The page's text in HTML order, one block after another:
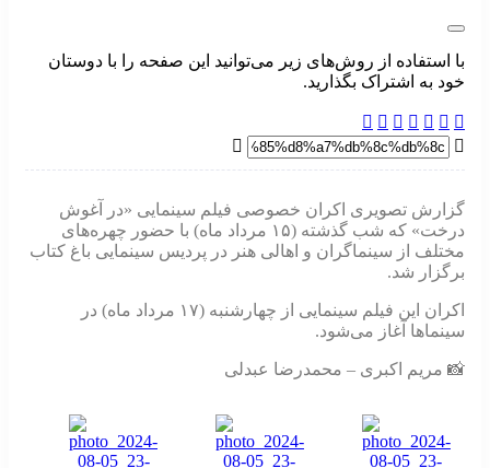
با استفاده از روش‌های زیر می‌توانید این صفحه را با دوستان
خود به اشتراک بگذارید.
گزارش تصویری اکران خصوصی فیلم سینمایی «در آغوش
درخت» که شب گذشته (۱۵ مرداد ماه) با حضور چهره‌های
مختلف از سینماگران و اهالی هنر در پردیس سینمایی باغ کتاب
برگزار شد.
اکران این فیلم سینمایی از چهارشنبه (۱۷ مرداد ماه) در
سینماها آغاز می‌شود.
📸 مریم اکبری – محمدرضا عبدلی